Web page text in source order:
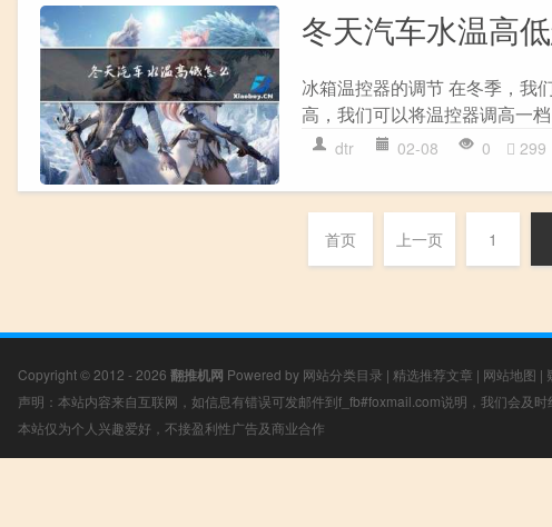
冬天汽车水温高
冰箱温控器的调节 在冬季，我
高，我们可以将温控器调高一
dtr 02-08 0 299
首页 上一页 1
Copyright © 2012 - 2026 翻推机网 Powered by 网站分类目录 | 精选推荐文章 | 网站地图 |
声明：本站内容来自互联网，如信息有错误可发邮件到f_fb#foxmail.com说明，我们会及时
本站仅为个人兴趣爱好，不接盈利性广告及商业合作